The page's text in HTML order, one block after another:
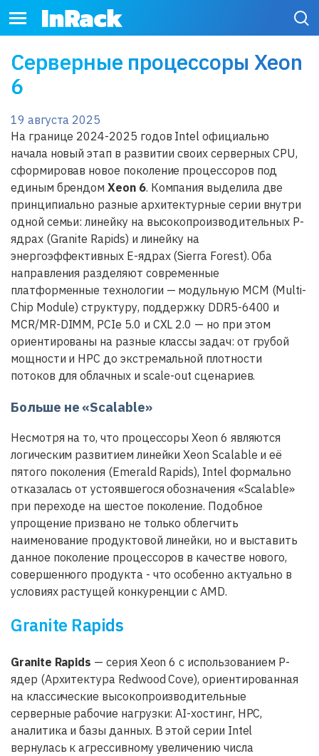
Серверные процессоры Xeon
6
19 августа 2025
На границе 2024-2025 годов Intel официально
начала новый этап в развитии своих серверных CPU,
сформировав новое поколение процессоров под
единым брендомXeon 6. Компания выделила две
принципиально разные архитектурные серии внутри
одной семьи: линейку на высокопроизводительных P-
ядрах (Granite Rapids) и линейку на
энергоэффективных E-ядрах (Sierra Forest). Оба
направления разделяют современные
платформенные технологии — модульную MCM (Multi-
Chip Module) структуру, поддержку DDR5-6400 и
MCR/MR-DIMM, PCIe 5.0 и CXL 2.0 — но при этом
ориентированы на разные классы задач: от грубой
мощности и HPC до экстремальной плотности
потоков для облачных и scale-out сценариев.
Больше не «Scalable»
Несмотря на то, что процессоры Xeon 6 являются
логическим развитием линейки Xeon Scalable и её
пятого поколения (Emerald Rapids), Intel формально
отказалась от устоявшегося обозначения «Scalable»
при переходе на шестое поколение. Подобное
упрощение призвано не только облегчить
наименование продуктовой линейки, но и выставить
данное поколение процессоров в качестве нового,
совершенного продукта - что особенно актуально в
условиях растущей конкуренции с AMD.
Granite Rapids
Granite Rapids — серия Xeon 6 с использованием P-
ядер (Архитектура Redwood Cove), ориентированная
на классические высокопроизводительные
серверные рабочие нагрузки: AI-хостинг, HPC,
аналитика и базы данных. В этой серии Intel
вернулась к агрессивному увеличению числа